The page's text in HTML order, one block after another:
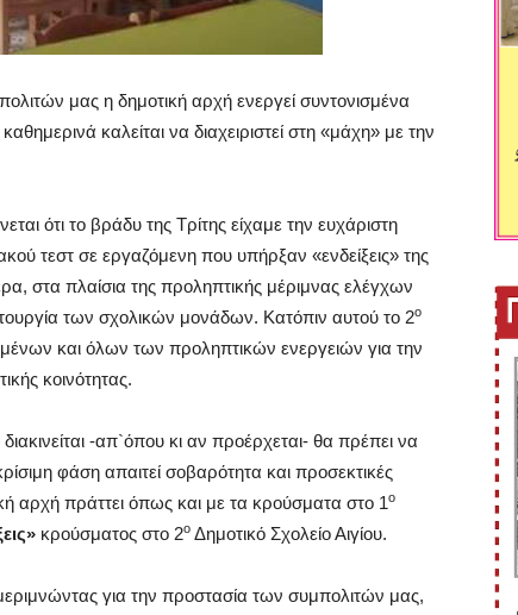
μας η δημοτική αρχή ενεργεί συντονισμένα
καλείται να διαχειριστεί στη «μάχη» με την
ότι το βράδυ της Τρίτης είχαμε την ευχάριστη
τεστ σε εργαζόμενη που υπήρξαν «ενδείξεις» της
στα πλαίσια της προληπτικής μέριμνας ελέγχων
των σχολικών μονάδων. Κατόπιν αυτού το 2ο
και όλων των προληπτικών ενεργειών για την
κοινότητας.
-απ`όπου κι αν προέρχεται- θα πρέπει να
φάση απαιτεί σοβαρότητα και προσεκτικές
αρχή πράττει όπως και με τα κρούσματα στο 1ο
κρούσματος στο 2ο Δημοτικό Σχολείο Αιγίου.
για την προστασία των συμπολιτών μας,